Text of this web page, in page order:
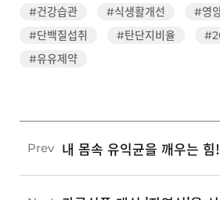
#건강습관
#식생활개선
#영
#단백질섭취
#탄단지비율
#유유제약
Prev